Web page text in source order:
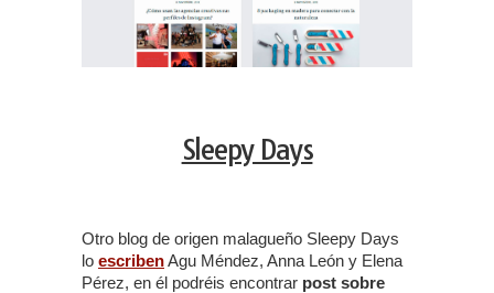
Sleepy Days
Otro blog de origen malagueño Sleepy Days
lo escribenAgu Méndez, Anna León y Elena
Pérez, en él podréis encontrar post sobre